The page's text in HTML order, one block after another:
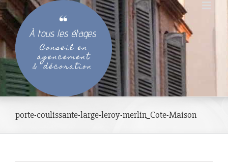
Passer
au
contenu
porte-coulissante-large-leroy-merlin_Cote-Maison